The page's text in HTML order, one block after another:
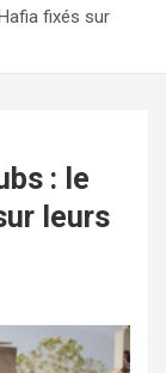
fixés sur
: le
leurs